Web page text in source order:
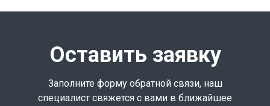
Оставить заявку
Заполните форму обратной связи, наш
специалист свяжется с вами в ближайшее